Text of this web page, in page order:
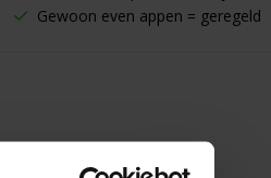
Gewoon even appen = geregeld